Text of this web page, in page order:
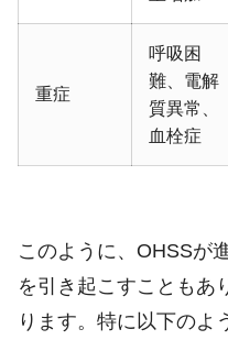
重症
呼吸困
難、電解
質異常、
血栓症
このように、OHSSが
を引き起こすこともあ
ります。特に以下のよ